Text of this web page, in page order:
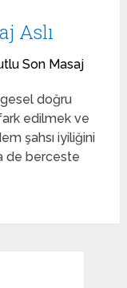
Aslı
Son Masaj
doğru
edilmek ve
şahsı iyiliğini
de berceste